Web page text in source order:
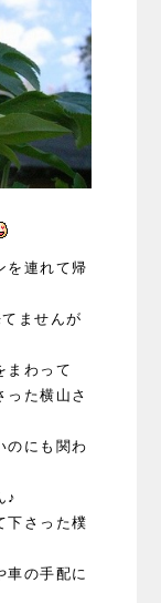
を連れて帰
ませんが
まわって
った横山さ
のにも関わ
♪
下さった樸
車の手配に